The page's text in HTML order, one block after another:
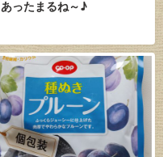
あったまるね～♪